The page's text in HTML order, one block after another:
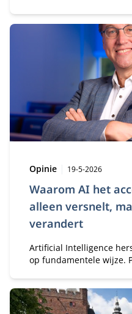
organisaties AI moeten
versterken in plaats van
professionals maker
Waarom AI het
alleen versnelt,
verandert
Type:
Opinie 19-5-2026
Artificial Intelligence
op fundamentele wijze.